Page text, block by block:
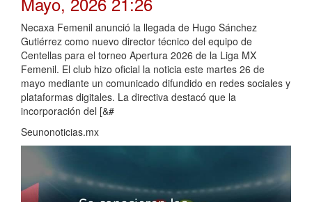
Necaxa Femenil anunció la llegada de Hugo Sánchez
Gutiérrez como nuevo director técnico del equipo de
Centellas para el torneo Apertura 2026 de la Liga MX
Femenil. El club hizo oficial la noticia este martes 26 de
mayo mediante un comunicado difundido en redes sociales y
plataformas digitales. La directiva destacó que la
incorporación del [&#
Seunonoticias.mx